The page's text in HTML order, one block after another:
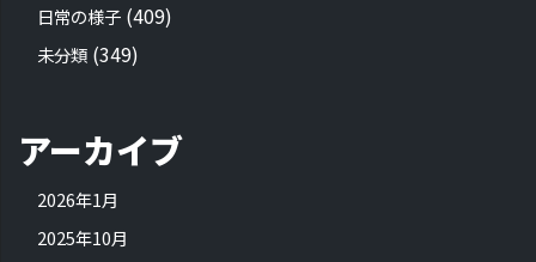
日常の様子 (409)
未分類 (349)
アーカイブ
2026年1月
2025年10月